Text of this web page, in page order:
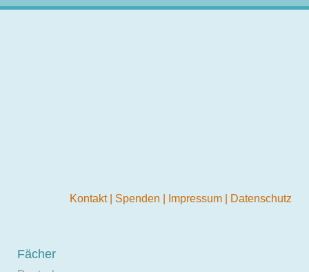
Kontakt Spenden Impressum Datenschutz
Fächer